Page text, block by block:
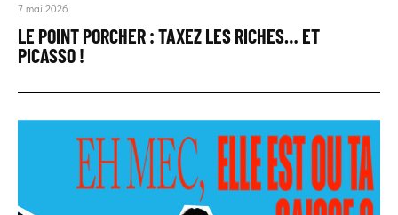
7 mai 2026
LE POINT PORCHER : TAXEZ LES RICHES… ET
PICASSO !